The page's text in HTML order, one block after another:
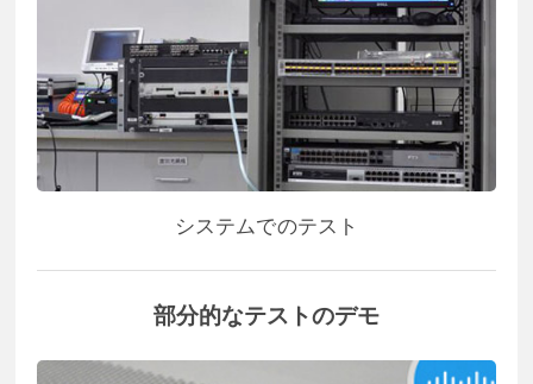
システムでのテスト
部分的なテストのデモ